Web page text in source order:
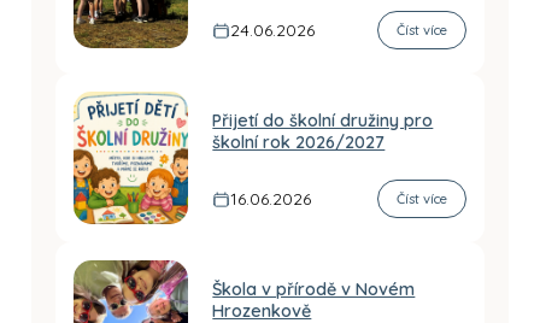
24.06.2026
Číst více
Přijetí do školní družiny pro
školní rok 2026/2027
16.06.2026 Číst více
Škola v přírodě v Novém
Hrozenkově